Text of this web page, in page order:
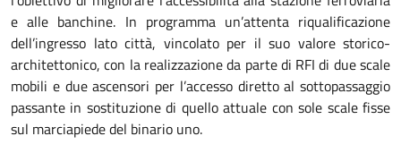
e alle banchine. In programma un’attenta riqualificazione
dell’ingresso lato città, vincolato per il suo valore storico-
architettonico, con la realizzazione da parte di RFI di due scale
mobili e due ascensori per l’accesso diretto al sottopassaggio
passante in sostituzione di quello attuale con sole scale fisse
sul marciapiede del binario uno.